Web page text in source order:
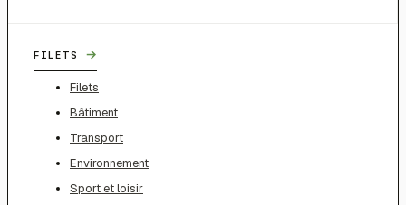
FILETS →
Filets
Bâtiment
Transport
Environnement
Sport et loisir